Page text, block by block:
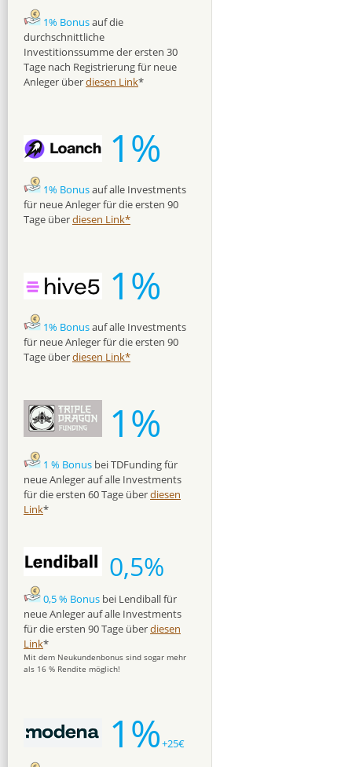
1% Bonusauf die
durchschnittliche
Investitionssumme der ersten 30
Tage nach Registrierung für neue
Anleger überdiesen Link*
1%
1% Bonusauf alle Investments
für neue Anleger für die ersten 90
Tage überdiesen Link*
1%
1% Bonusauf alle Investments
für neue Anleger für die ersten 90
Tage überdiesen Link*
1%
1 % Bonus bei TDFunding für
neue Anleger auf alle Investments
für die ersten 60 Tage überdiesen
Link*
0,5%
0,5 % Bonus bei Lendiball für
neue Anleger auf alle Investments
für die ersten 90 Tage überdiesen
Link*
Mit dem Neukundenbonus sind sogar mehr
als 16 % Rendite möglich!
1%+25€